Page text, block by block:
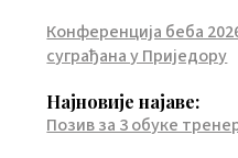
Конференција беба
суграђана у Приједору
Најновије најаве:
Позив за 3 обуке